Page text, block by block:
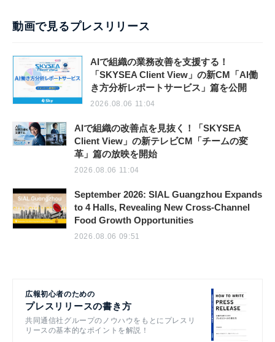
動画で見るプレスリリース
AIで組織の業務改善を支援する！
「SKYSEA Client View」の新CM「AI働
き方分析レポートサービス」篇を公開
2026.08.06 11:04
AIで組織の改善点を見抜く！「SKYSEA
Client View」の新テレビCM「チームの変
革」篇の放映を開始
2026.08.06 11:04
September 2026: SIAL Guangzhou Expands
to 4 Halls, Revealing New Cross-Channel
Food Growth Opportunities
2026.08.06 09:51
広報初心者のための
プレスリリースの書き方
共同通信社グループのノウハウをもとにプレスリ
リースの基本的なポイントを解説！